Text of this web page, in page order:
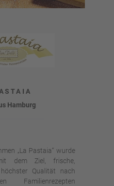
Hamburg
„La Pastaia“ wurde
dem Ziel, frische,
Qualität nach
Familienrezepten